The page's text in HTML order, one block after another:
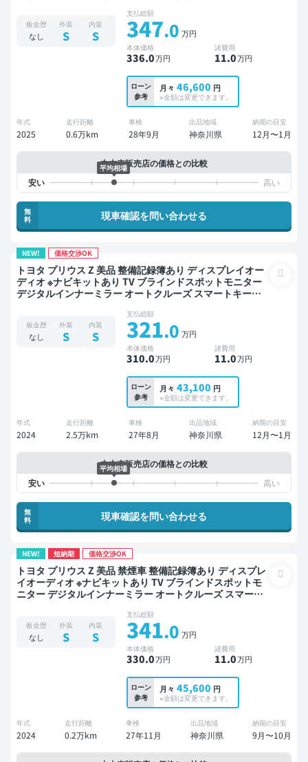
板金歴
なし
外装
S
内装
S
支払総額
347.0 万円
本体価格
336.0万円
諸費用
11.0万円
ローン
参考
月々 46,600 円
※金額は変更できます。
年式
2025
走行距離
0.6万km
車検
28年9月
出品地域
神奈川県
納期の目安
12月〜1月
中古車販売店の価格との比較
平均相場
無
料
現車確認を問い合わせる
NEW! 価格交渉OK
トヨタ プリウス Z 美品 整備記録簿あり ディスプレイオー
ディオ ※ナビキットあり TV ブラインドスポットモニター
デジタルインナーミラー オートクルーズ スマートキー
板金歴
なし
外装
S
内装
S
支払総額
321.0 万円
本体価格
310.0万円
諸費用
11.0万円
ローン
参考
月々 43,100 円
※金額は変更できます。
年式
2024
走行距離
2.5万km
車検
27年8月
出品地域
神奈川県
納期の目安
12月〜1月
中古車販売店の価格との比較
平均相場
無
料
現車確認を問い合わせる
NEW! 短納期 価格交渉OK
トヨタ プリウス Z 美品 禁煙車 整備記録簿あり ディスプレ
イオーディオ ※ナビキットあり TV ブラインドスポットモ
ニター デジタルインナーミラー オートクルーズ スマート
ライブレコーダー 衝突軽減
板金歴
なし
外装
S
内装
S
支払総額
341.0 万円
本体価格
330.0万円
諸費用
11.0万円
ローン
参考
月々 45,600 円
※金額は変更できます。
年式
2024
走行距離
0.2万km
車検
27年11月
出品地域
神奈川県
納期の目安
9月〜10月